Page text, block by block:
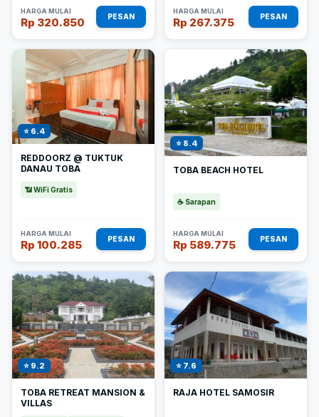
HARGA MULAI
Rp 320.850 PESAN
HARGA MULAI
Rp 267.375 PESAN
⭐ 6.4
REDDOORZ @ TUKTUK
DANAU TOBA
📶 WiFi Gratis
HARGA MULAI
Rp 100.285 PESAN
⭐ 8.4
TOBA BEACH HOTEL
☕ Sarapan
HARGA MULAI
Rp 589.775 PESAN
⭐ 9.2
TOBA RETREAT MANSION &
VILLAS
⭐ 7.6
RAJA HOTEL SAMOSIR